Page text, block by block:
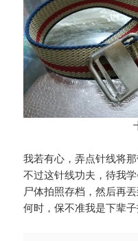
我若有心，弄点针线将
不过这针线功夫，待我
尸体拍照存档，然后再
何时，保不准我是下辈